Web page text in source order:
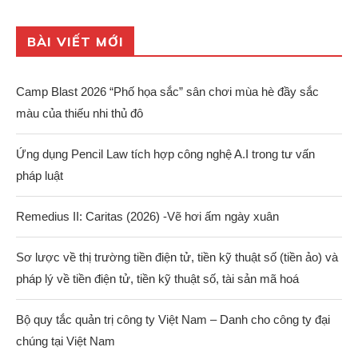
BÀI VIẾT MỚI
Camp Blast 2026 “Phố họa sắc” sân chơi mùa hè đầy sắc
màu của thiếu nhi thủ đô
Ứng dụng Pencil Law tích hợp công nghệ A.I trong tư vấn
pháp luật
Remedius II: Caritas (2026) -Vẽ hơi ấm ngày xuân
Sơ lược về thị trường tiền điện tử, tiền kỹ thuật số (tiền ảo) và
pháp lý về tiền điện tử, tiền kỹ thuật số, tài sản mã hoá
Bộ quy tắc quản trị công ty Việt Nam – Danh cho công ty đại
chúng tại Việt Nam